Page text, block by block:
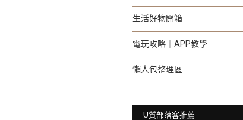
生活好物開箱
電玩攻略｜APP教學
懶人包整理區
U質部落客推薦